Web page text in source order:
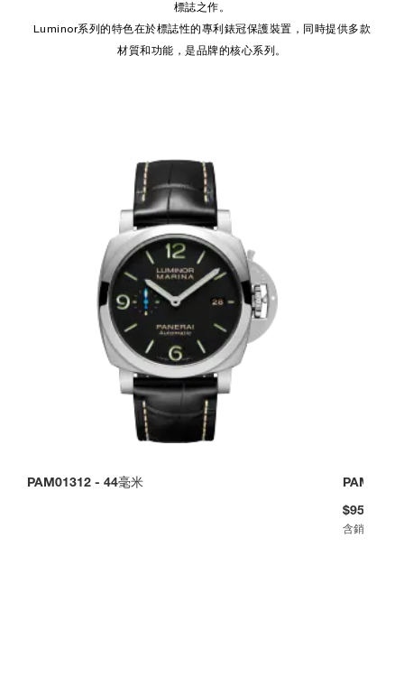
標誌之作。
Luminor系列的特色在於標誌性的專利錶冠保護裝置，同時提供多款
材質和功能，是品牌的核心系列。
PAM01312 - 44毫米
$957,000
含銷售稅